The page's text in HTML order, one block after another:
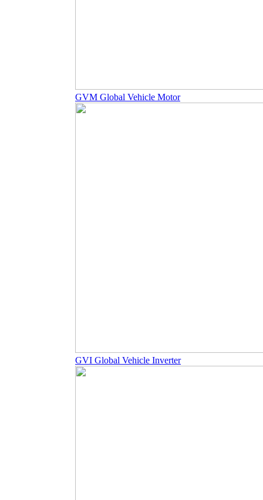
GVM Global Vehicle Motor
GVI Global Vehicle Inverter